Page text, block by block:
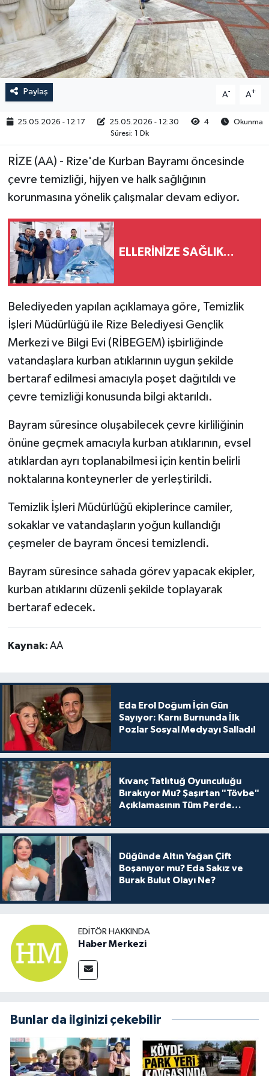
Paylaş A- A+
25.05.2026 - 12:17 25.05.2026 - 12:30 4
Okunma
Süresi: 1 Dk
RİZE (AA) - Rize'de Kurban Bayramı öncesinde
çevre temizliği, hijyen ve halk sağlığının
korunmasına yönelik çalışmalar devam ediyor.
ELLERİNİZE SAĞLIK...
Belediyeden yapılan açıklamaya göre, Temizlik
İşleri Müdürlüğü ile Rize Belediyesi Gençlik
Merkezi ve Bilgi Evi (RİBEGEM) işbirliğinde
vatandaşlara kurban atıklarının uygun şekilde
bertaraf edilmesi amacıyla poşet dağıtıldı ve
çevre temizliği konusunda bilgi aktarıldı.
Bayram süresince oluşabilecek çevre kirliliğinin
önüne geçmek amacıyla kurban atıklarının, evsel
atıklardan ayrı toplanabilmesi için kentin belirli
noktalarına konteynerler de yerleştirildi.
Temizlik İşleri Müdürlüğü ekiplerince camiler,
sokaklar ve vatandaşların yoğun kullandığı
çeşmeler de bayram öncesi temizlendi.
Bayram süresince sahada görev yapacak ekipler,
kurban atıklarını düzenli şekilde toplayarak
bertaraf edecek.
Kaynak: AA
Eda Erol Doğum İçin Gün
Sayıyor: Karnı Burnunda İlk
Pozlar Sosyal Medyayı Salladı!
Kıvanç Tatlıtuğ Oyunculuğu
Bırakıyor Mu? Şaşırtan "Tövbe"
Açıklamasının Tüm Perde
Düğünde Altın Yağan Çift
Boşanıyor mu? Eda Sakız ve
Burak Bulut Olayı Ne?
EDITÖR HAKKINDA
Haber Merkezi
Bunlar da ilginizi çekebilir
RESMİ İLAN